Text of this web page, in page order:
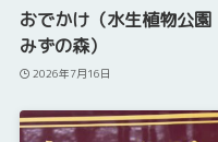
おでかけ（水生植物公園
みずの森）
2026年7月16日